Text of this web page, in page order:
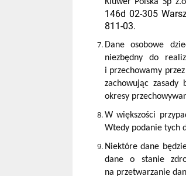
146d 02-305
811-03.
Dane osobowe
niezbędny do
i przechowamy
zachowując zasady
okresy
W większości
Wtedy podanie tych
Niektóre dane
dane o stanie
na przetwarzanie